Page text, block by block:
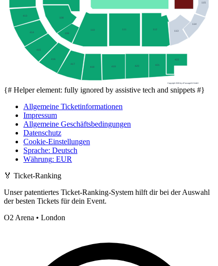
422
421
420
419
418
417
416
415
414
413
115
114
113
112
110
109
108
Copyright 2026 by ePassage24 GmbH
{# Helper element: fully ignored by assistive tech and snippets #}
Allgemeine Ticketinformationen
Impressum
Allgemeine Geschäftsbedingungen
Datenschutz
Cookie-Einstellungen
Sprache: Deutsch
Währung: EUR
🏅 Ticket-Ranking
Unser patentiertes Ticket-Ranking-System hilft dir bei der Auswahl
der besten Tickets für dein Event.
O2 Arena • London